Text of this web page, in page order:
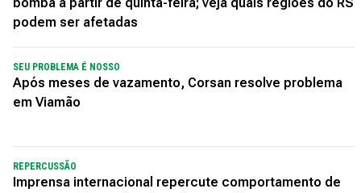
podem ser afetadas
SEU PROBLEMA É NOSSO
Após meses de vazamento, Corsan resolve problema
em Viamão
REPERCUSSÃO
Imprensa internacional repercute comportamento de